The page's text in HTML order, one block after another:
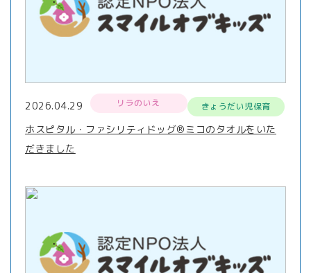
2026.04.29 リラのいえ きょうだい児保育
ホスピタル・ファシリティドッグ®ミコのタオルをいた
だきました